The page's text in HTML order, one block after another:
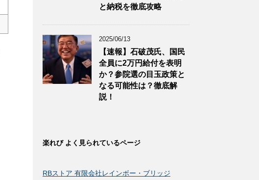
と納税を徹底攻略
2025/06/13
【速報】石破茂氏、国民
全員に2万円給付を表明
か？参院選の目玉政策と
なる可能性は？徹底解
説！
楽れび よく見られているページ
RBストア 有限会社レインボー・ブリッジ